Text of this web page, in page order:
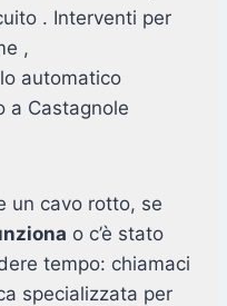
. Interventi per
,
automatico
a Castagnole
un cavo rotto, se
o c’è stato
tempo: chiamaci
specializzata per